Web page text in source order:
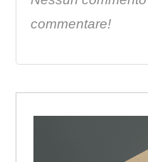
commentare!